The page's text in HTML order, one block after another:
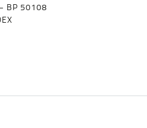
BP 50108